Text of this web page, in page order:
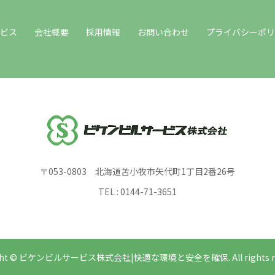
ス 会社概要 採用情報 お問い合わせ プライバシーポ
〒053-0803 北海道苫小牧市矢代町1丁目2番26号
TEL : 0144-71-3651
© ビケンビルサービス株式会社|快適な環境と安全を確保. All rights